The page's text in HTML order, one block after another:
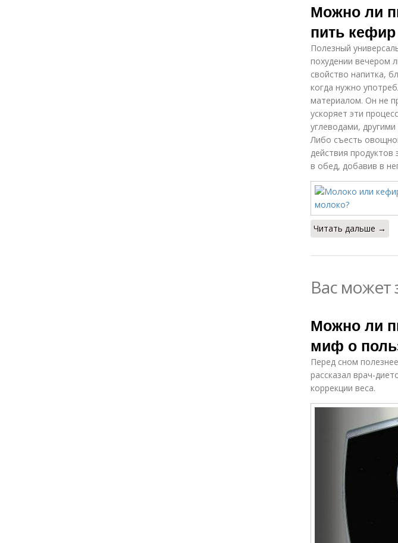
Можно ли
пить
Полезный
похудении вечером
свойство напитка,
когда нужно
материалом. Он не
ускоряет эти
углеводами,
Либо съесть
действия продуктов
в обед, добавив в
Читать дальше →
Вас может
Можно ли
миф о
Перед сном
рассказал врач-
коррекции веса.